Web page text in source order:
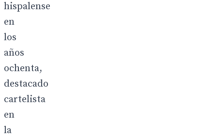
hispalense
en
los
años
ochenta,
destacado
cartelista
en
la